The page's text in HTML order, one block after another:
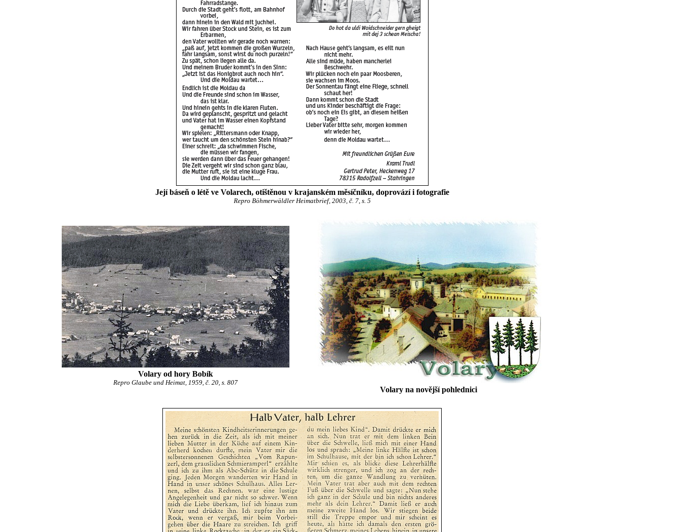
Její báseň o létě ve Volarech, otištěnou v krajanském měsíčníku, doprovází i fotografie
Repro Böhmerwäldler Heimatbrief, 2003, č. 7, s. 5
Volary od hory Bobík
Repro Glaube und Heimat, 1959, č. 20, s. 807
Volary na novější pohlednici